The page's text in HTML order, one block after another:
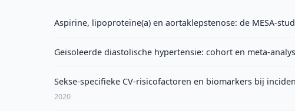
Aspirine, lipoproteïne(a) en aortaklepstenose: de MESA-
Geïsoleerde diastolische hypertensie: cohort en meta-
Sekse-specifieke CV-risicofactoren en biomarkers bij
2020